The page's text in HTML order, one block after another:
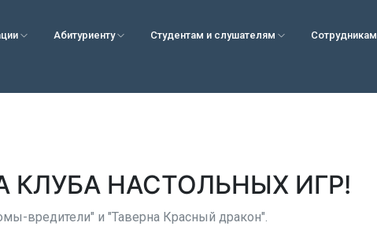
Абитуриенту Студентам и слушателям Сотрудникам
КЛУБА НАСТОЛЬНЫХ ИГР!
вредители" и "Таверна Красный дракон".